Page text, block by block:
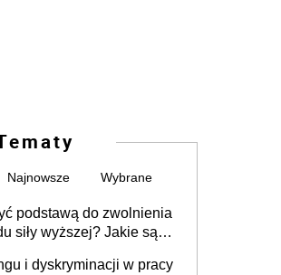
Najnowsze Wybrane
podstawą do zwolnienia
siły wyższej? Jakie są
i dyskryminacji w pracy